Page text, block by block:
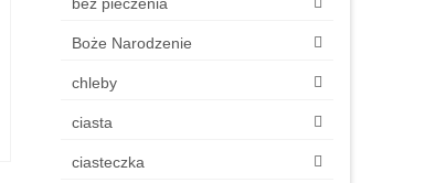
Boże Narodzenie
chleby
ciasta
ciasteczka